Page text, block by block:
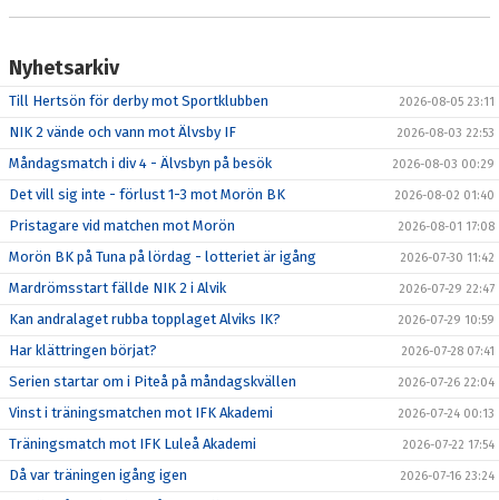
Nyhetsarkiv
Till Hertsön för derby mot Sportklubben 2026-08-05 23:11
NIK 2 vände och vann mot Älvsby IF 2026-08-03 22:53
Måndagsmatch i div 4 - Älvsbyn på besök 2026-08-03 00:29
Det vill sig inte - förlust 1-3 mot Morön BK 2026-08-02 01:40
Pristagare vid matchen mot Morön 2026-08-01 17:08
Morön BK på Tuna på lördag - lotteriet är igång 2026-07-30 11:42
Mardrömsstart fällde NIK 2 i Alvik 2026-07-29 22:47
Kan andralaget rubba topplaget Alviks IK? 2026-07-29 10:59
Har klättringen börjat? 2026-07-28 07:41
Serien startar om i Piteå på måndagskvällen 2026-07-26 22:04
Vinst i träningsmatchen mot IFK Akademi 2026-07-24 00:13
Träningsmatch mot IFK Luleå Akademi 2026-07-22 17:54
Då var träningen igång igen 2026-07-16 23:24